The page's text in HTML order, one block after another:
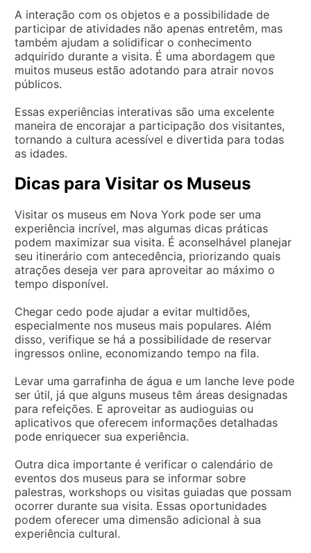
A interação com os objetos e a possibilidade de
participar de atividades não apenas entretêm, mas
também ajudam a solidificar o conhecimento
adquirido durante a visita. É uma abordagem que
muitos museus estão adotando para atrair novos
públicos.
Essas experiências interativas são uma excelente
maneira de encorajar a participação dos visitantes,
tornando a cultura acessível e divertida para todas
as idades.
Dicas para Visitar os Museus
Visitar os museus em Nova York pode ser uma
experiência incrível, mas algumas dicas práticas
podem maximizar sua visita. É aconselhável planejar
seu itinerário com antecedência, priorizando quais
atrações deseja ver para aproveitar ao máximo o
tempo disponível.
Chegar cedo pode ajudar a evitar multidões,
especialmente nos museus mais populares. Além
disso, verifique se há a possibilidade de reservar
ingressos online, economizando tempo na fila.
Levar uma garrafinha de água e um lanche leve pode
ser útil, já que alguns museus têm áreas designadas
para refeições. E aproveitar as audioguias ou
aplicativos que oferecem informações detalhadas
pode enriquecer sua experiência.
Outra dica importante é verificar o calendário de
eventos dos museus para se informar sobre
palestras, workshops ou visitas guiadas que possam
ocorrer durante sua visita. Essas oportunidades
podem oferecer uma dimensão adicional à sua
experiência cultural.